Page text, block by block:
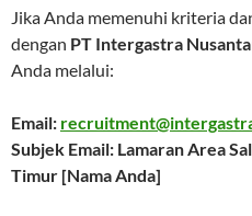
Jika Anda memenuhi kriteria
dengan PT Intergastra
Anda melalui:
Email:
Subjek Email: Lamaran Area
Timur [Nama Anda]